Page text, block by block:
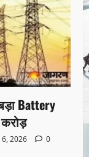
Battery
2026
0